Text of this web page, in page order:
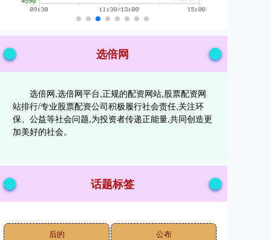
选倍网
选倍网,选倍网平台,正规的配资网站,股票配资网
站排行/专业股票配资公司积极履行社会责任,关注环
保、公益等社会问题,为投资者传递正能量,共同创造更
加美好的社会。
话题标签
后的 公布